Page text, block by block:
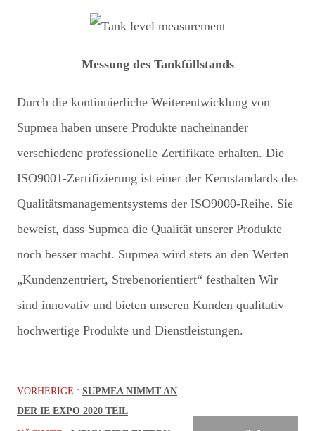
Messung des Tankfüllstands
Durch die kontinuierliche Weiterentwicklung von
Supmea haben unsere Produkte nacheinander
verschiedene professionelle Zertifikate erhalten. Die
ISO9001-Zertifizierung ist einer der Kernstandards des
Qualitätsmanagementsystems der ISO9000-Reihe. Sie
beweist, dass Supmea die Qualität unserer Produkte
noch besser macht. Supmea wird stets an den Werten
„Kundenzentriert, Strebenorientiert“ festhalten Wir
sind innovativ und bieten unseren Kunden qualitativ
hochwertige Produkte und Dienstleistungen.
VORHERIGE : SUPMEA NIMMT AN
DER IE EXPO 2020 TEIL